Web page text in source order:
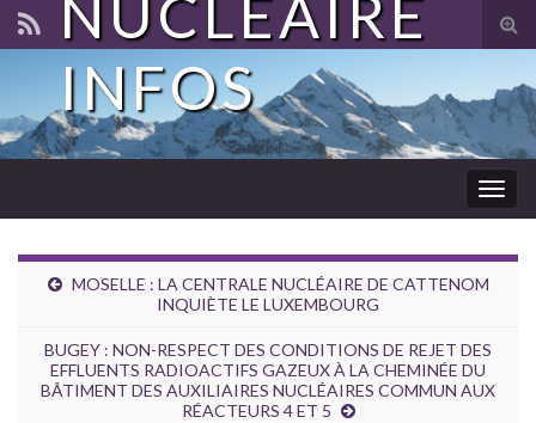
NUCLÉAIRE
INFOS
MOSELLE : LA CENTRALE NUCLÉAIRE DE CATTENOM
INQUIÈTE LE LUXEMBOURG
BUGEY : NON-RESPECT DES CONDITIONS DE REJET DES
EFFLUENTS RADIOACTIFS GAZEUX À LA CHEMINÉE DU
BÂTIMENT DES AUXILIAIRES NUCLÉAIRES COMMUN AUX
RÉACTEURS 4 ET 5